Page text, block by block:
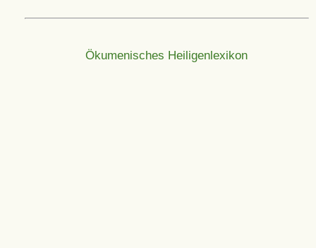
Ökumenisches Heiligenlexikon